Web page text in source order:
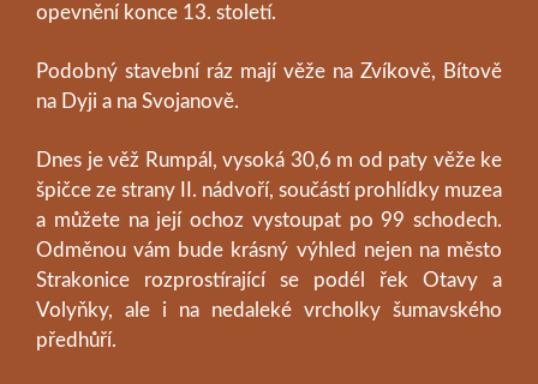
opevnění konce 13. století.
Podobný stavební ráz mají věže na Zvíkově, Bítově
na Dyji a na Svojanově.
Dnes je věž Rumpál, vysoká 30,6 m od paty věže ke
špičce ze strany II. nádvoří, součástí prohlídky muzea
a můžete na její ochoz vystoupat po 99 schodech.
Odměnou vám bude krásný výhled nejen na město
Strakonice rozprostírající se podél řek Otavy a
Volyňky, ale i na nedaleké vrcholky šumavského
předhůří.